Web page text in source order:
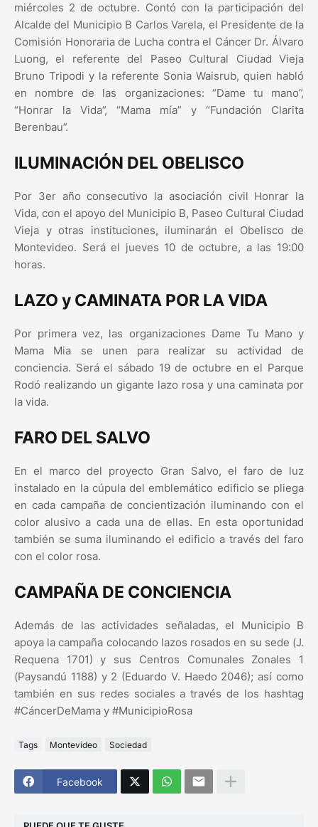
miércoles 2 de octubre. Contó con la participación del
Alcalde del Municipio B Carlos Varela, el Presidente de la
Comisión Honoraria de Lucha contra el Cáncer Dr. Álvaro
Luong, el referente del Paseo Cultural Ciudad Vieja
Bruno Tripodi y la referente Sonia Waisrub, quien habló
en nombre de las organizaciones: “Dame tu mano”,
“Honrar la Vida”, “Mama mía” y “Fundación Clarita
Berenbau”.
ILUMINACIÓN DEL OBELISCO
Por 3er año consecutivo la asociación civil Honrar la
Vida, con el apoyo del Municipio B, Paseo Cultural Ciudad
Vieja y otras instituciones, iluminarán el Obelisco de
Montevideo. Será el jueves 10 de octubre, a las 19:00
horas.
LAZO y CAMINATA POR LA VIDA
Por primera vez, las organizaciones Dame Tu Mano y
Mama Mia se unen para realizar su actividad de
conciencia. Será el sábado 19 de octubre en el Parque
Rodó realizando un gigante lazo rosa y una caminata por
la vida.
FARO DEL SALVO
En el marco del proyecto Gran Salvo, el faro de luz
instalado en la cúpula del emblemático edificio se pliega
en cada campaña de concientización iluminando con el
color alusivo a cada una de ellas. En esta oportunidad
también se suma iluminando el edificio a través del faro
con el color rosa.
CAMPAÑA DE CONCIENCIA
Además de las actividades señaladas, el Municipio B
apoya la campaña colocando lazos rosados en su sede (J.
Requena 1701) y sus Centros Comunales Zonales 1
(Paysandú 1188) y 2 (Eduardo V. Haedo 2046); así como
también en sus redes sociales a través de los hashtag
#CáncerDeMama y #MunicipioRosa
Tags Montevideo Sociedad
Facebook